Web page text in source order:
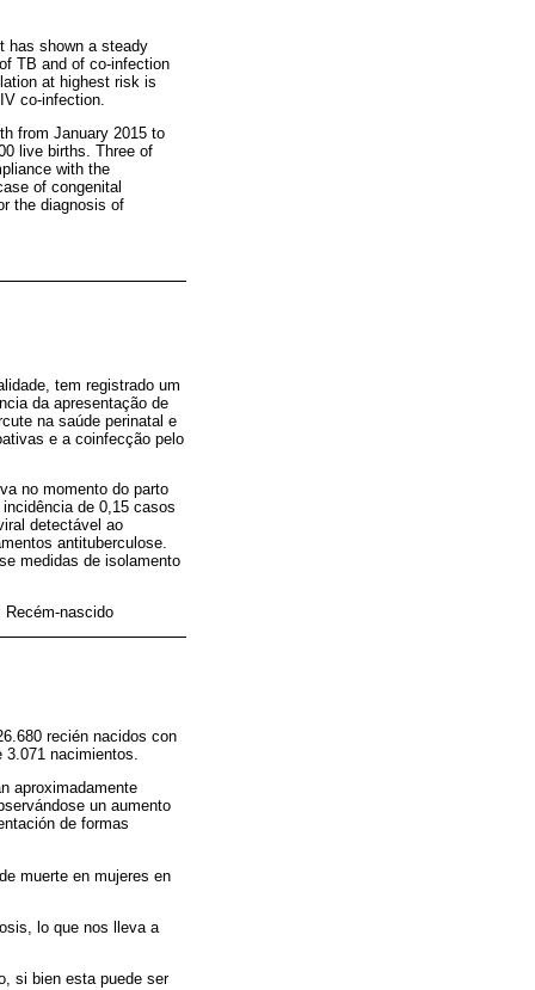
has shown a steady
TB and of co-infection
at highest risk is
co-infection.
from January 2015 to
live births. Three of
with the
of congenital
the diagnosis of
tem registrado um
da apresentação de
na saúde perinatal e
e a coinfecção pelo
no momento do parto
de 0,15 casos
detectável ao
antituberculose.
medidas de isolamento
nascido
recién nacidos con
3.071 nacimientos.
aproximadamente
un aumento
de formas
muerte en mujeres en
lo que nos lleva a
si bien esta puede ser